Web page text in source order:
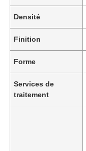
Densité
Finition
Forme
Services de
traitement